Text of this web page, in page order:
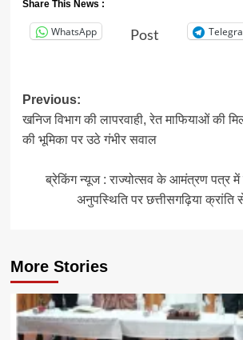
Share This News :
WhatsApp Post
Post
navigation
Previous:
खनिज विभाग की लापरवाही, रेत माफियाओं की
की भूमिका पर उठे गंभीर सवाल
ब्रेकिंग न्यूज : राज्योत्सव के आमंत्रण पत्र में
अनुपस्थिति पर छत्तीसगढ़िया क्रांति
More Stories